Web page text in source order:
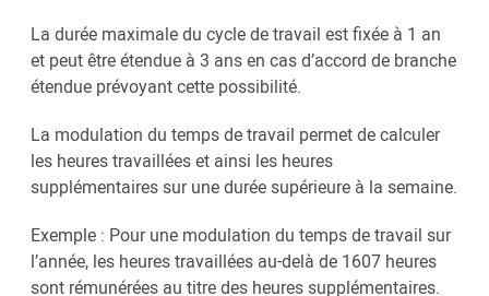
La durée maximale du cycle de travail est fixée à 1 an
et peut être étendue à 3 ans en cas d’accord de branche
étendue prévoyant cette possibilité.
La modulation du temps de travail permet de calculer
les heures travaillées et ainsi les heures
supplémentaires sur une durée supérieure à la semaine.
Exemple : Pour une modulation du temps de travail sur
l’année, les heures travaillées au-delà de 1607 heures
sont rémunérées au titre des heures supplémentaires.